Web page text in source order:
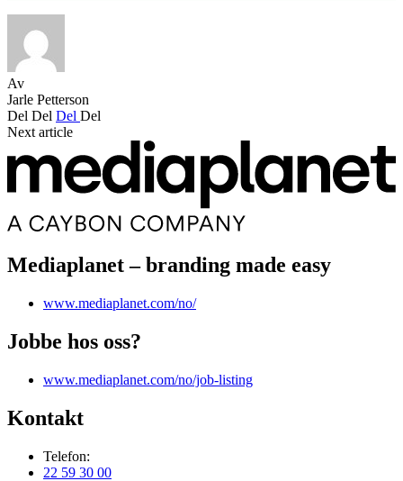
Av
Jarle Petterson
Del Del Del Del
Next article
Mediaplanet – branding made easy
www.mediaplanet.com/no/
Jobbe hos oss?
www.mediaplanet.com/no/job-listing
Kontakt
Telefon:
22 59 30 00